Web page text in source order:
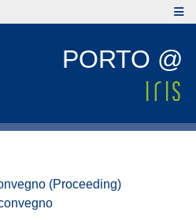
PORTO @
(Proceeding)